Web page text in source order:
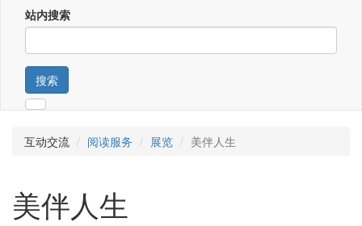
站内搜索
搜索
互动交流 阅读服务 展览 美伴人生
美伴人生